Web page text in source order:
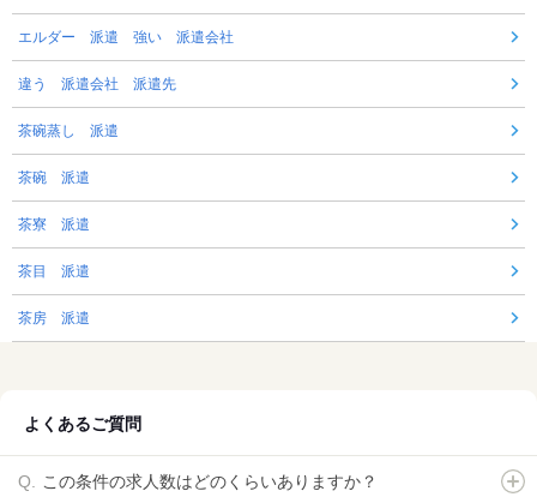
エルダー 派遣 強い 派遣会社
違う 派遣会社 派遣先
茶碗蒸し 派遣
茶碗 派遣
茶寮 派遣
茶目 派遣
茶房 派遣
よくあるご質問
この条件の求人数はどのくらいありますか？